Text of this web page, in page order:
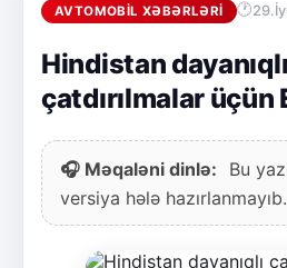
AVTOMOBIL XƏBƏRLƏRI
Hindistan dayanıqlı
çatdırılmalar
🎧 Məqaləni dinlə:
Bu
versiya hələ hazırlanmayıb.